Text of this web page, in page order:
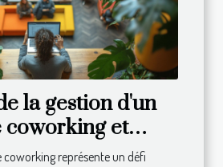
la gestion d'un
coworking et
surmonter
coworking représente un défi